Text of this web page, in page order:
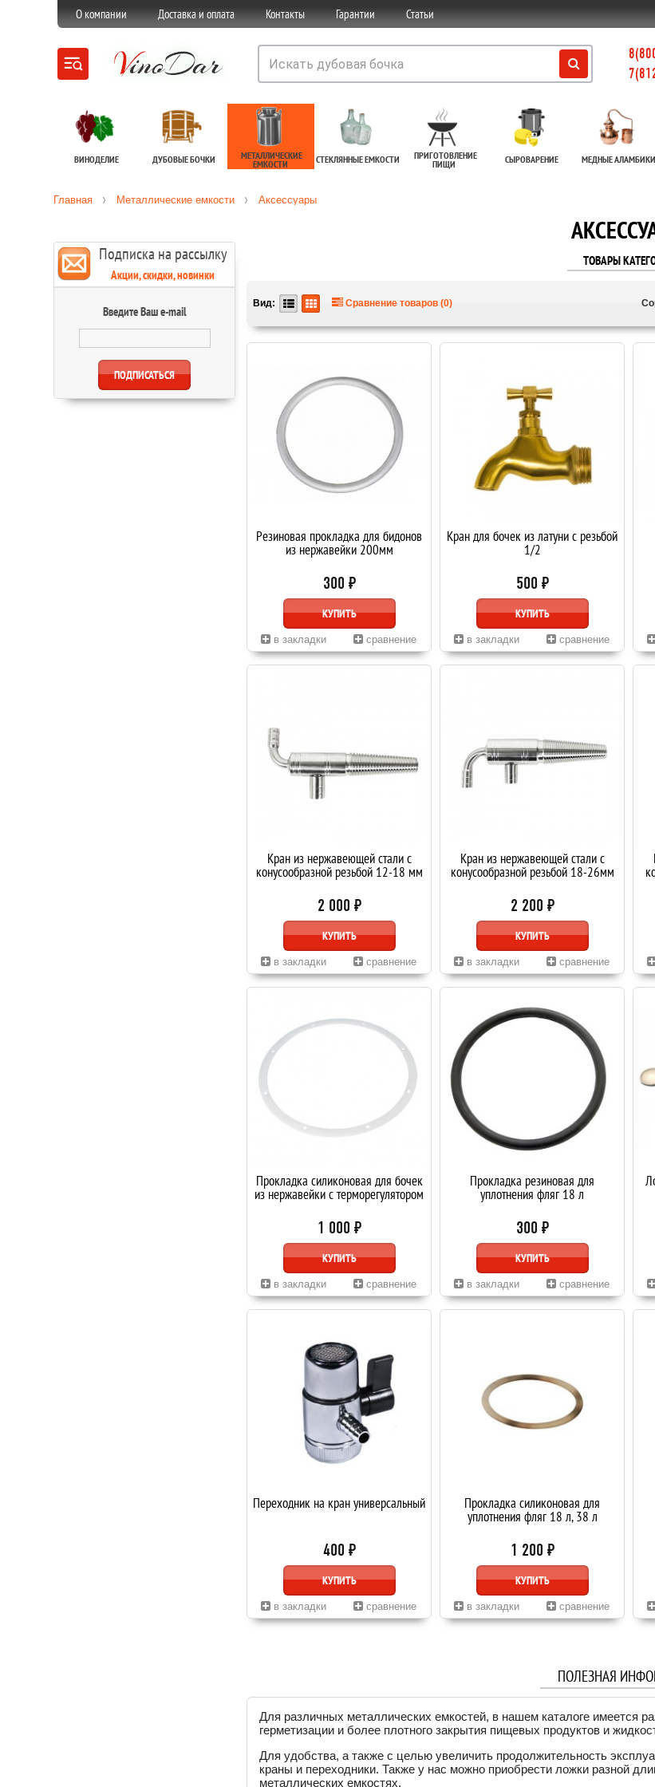
О компании Доставка и оплата Контакты Гарантии Статьи
ВИНОДЕЛИЕ ДУБОВЫЕ БОЧКИ МЕТАЛЛИЧЕСКИЕ
ЕМКОСТИ СТЕКЛЯННЫЕ ЕМКОСТИ ПРИГОТОВЛЕНИЕ
ПИЩИ СЫРОВАРЕНИЕ МЕДНЫЕ АЛАМБИКИ
Главная Металлические емкости Аксессуары
Подписка на рассылку
Акции, скидки, новинки
Введите Ваш e-mail
ТОВАРЫ
Вид: Сравнение товаров (0)
Резиновая прокладка для бидонов
из нержавейки 200мм
300 ₽
КУПИТЬ
в закладки сравнение
Кран для бочек из латуни с резьбой
1/2
500 ₽
КУПИТЬ
в закладки сравнение
Кран из нержавеющей стали с
конусообразной резьбой 12-18 мм
2 000 ₽
КУПИТЬ
в закладки сравнение
Кран из нержавеющей стали с
конусообразной резьбой 18-26мм
2 200 ₽
КУПИТЬ
в закладки сравнение
Прокладка силиконовая для бочек
из нержавейки с терморегулятором
1 000 ₽
КУПИТЬ
в закладки сравнение
Прокладка резиновая для
уплотнения фляг 18 л
300 ₽
КУПИТЬ
в закладки сравнение
Переходник на кран универсальный
400 ₽
КУПИТЬ
в закладки сравнение
Прокладка силиконовая для
уплотнения фляг 18 л, 38 л
1 200 ₽
КУПИТЬ
в закладки сравнение
ПОЛЕЗНАЯ
Для различных металлических емкостей, в нашем каталоге имеется
герметизации и более плотного закрытия пищевых продуктов и
Для удобства, а также с целью увеличить продолжительность
краны и переходники. Также у нас можно приобрести ложки разной
металлических емкостях.